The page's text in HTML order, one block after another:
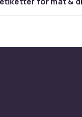
för